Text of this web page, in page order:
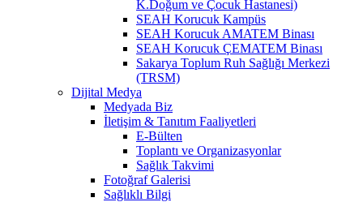
K.Doğum ve Çocuk Hastanesi)
SEAH Korucuk Kampüs
SEAH Korucuk AMATEM Binası
SEAH Korucuk ÇEMATEM Binası
Sakarya Toplum Ruh Sağlığı Merkezi
(TRSM)
Dijital Medya
Medyada Biz
İletişim & Tanıtım Faaliyetleri
E-Bülten
Toplantı ve Organizasyonlar
Sağlık Takvimi
Fotoğraf Galerisi
Sağlıklı Bilgi